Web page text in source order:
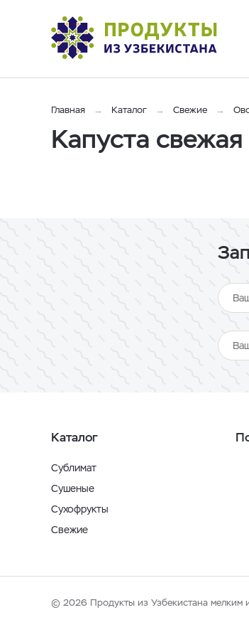
Главная Каталог Свежие
Капуста
Каталог
Сублимат
Сушеные
Сухофрукты
Свежие
© 2026 Продукты из Узбекистана мелким